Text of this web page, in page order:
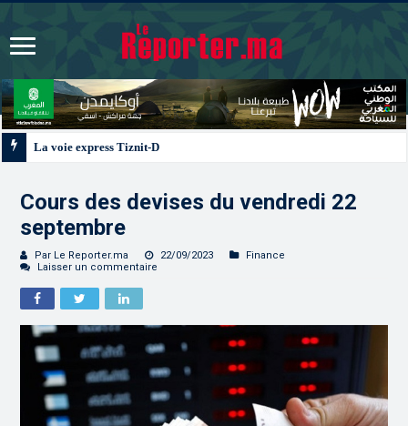
Cours des devises du vendredi 22
septembre
Par Le Reporter.ma 22/09/2023
Finance
Laisser un commentaire